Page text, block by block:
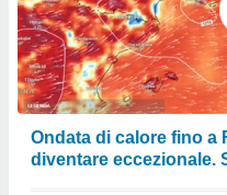
Ondata di calore fino a
diventare eccezionale.